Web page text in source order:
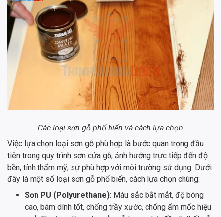
Các loại sơn gỗ phổ biến và cách lựa chọn
Việc lựa chọn loại sơn gỗ phù hợp là bước quan trọng đầu
tiên trong quy trình sơn cửa gỗ, ảnh hưởng trực tiếp đến độ
bền, tính thẩm mỹ, sự phù hợp với môi trường sử dụng. Dưới
đây là một số loại sơn gỗ phổ biến, cách lựa chọn chúng:
Sơn PU (Polyurethane): Màu sắc bắt mắt, độ bóng
cao, bám dính tốt, chống trầy xước, chống ẩm mốc hiệu